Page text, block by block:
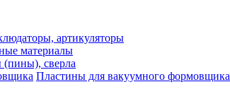
артикуляторы
материалы
сверла
Пластины для вакуумного формовщика